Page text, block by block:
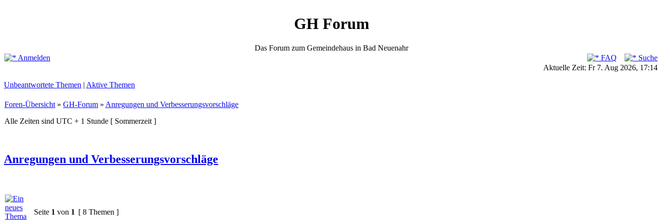
GH Forum
Das Forum zum Gemeindehaus in Bad Neuenahr
Anmelden
FAQ
Suche
Aktuelle Zeit: Fr 7. Aug 2026, 17:14
Unbeantwortete Themen | Aktive Themen
Foren-Übersicht » GH-Forum » Anregungen und Verbesserungsvorschläge
Alle Zeiten sind UTC + 1 Stunde [ Sommerzeit ]
Anregungen und Verbesserungsvorschläge
Seite 1 von 1 [ 8 Themen ]